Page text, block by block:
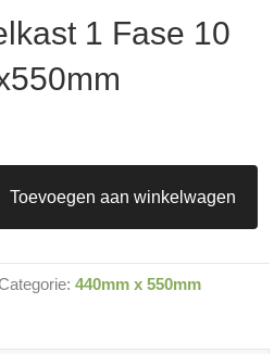
1 Fase 10
Toevoegen aan winkelwagen
440mm x 550mm